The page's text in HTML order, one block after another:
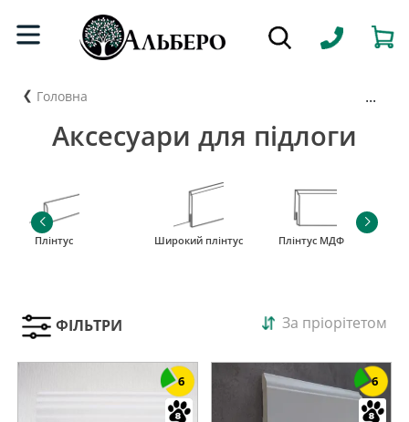
Головна ...
Аксесуари для підлоги
Плінтус Широкий плінтус Плінтус МДФ
ФІЛЬТРИ За пріорітетом
6 6